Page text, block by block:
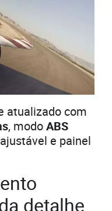
atualizado com
, modoABS
e painel
detalhe